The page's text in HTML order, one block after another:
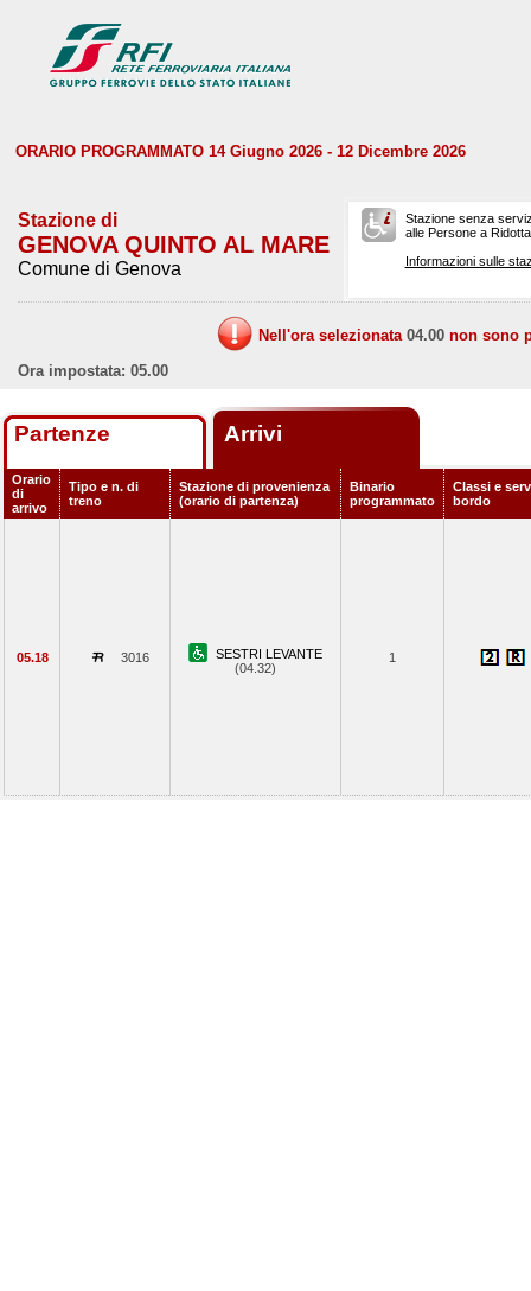
ORARIO PROGRAMMATO 14 Giugno 2026 - 12 Dicembre 2026
Stazione di
GENOVA QUINTO AL MARE
Comune di Genova
Stazione senza
alle Persone a
Informazioni sulle
Nell'ora selezionata 04.00 non sono
Ora impostata: 05.00
Partenze Arrivi
Orario
di
arrivo
Tipo e n. di
treno
Stazione di provenienza
(orario di partenza)
Binario
programmato
Classi e
bordo
05.18 3016
SESTRI LEVANTE
(04.32)
1